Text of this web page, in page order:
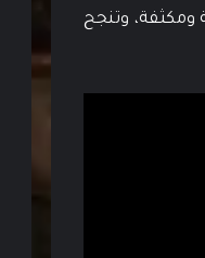
ومكثفة، وتنجح